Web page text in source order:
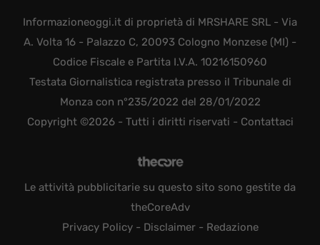
Informazioneoggi.it di proprietà di MRSHARE SRL - Via
A. Volta 16 - Palazzo C, 20093 Cologno Monzese (MI) -
Codice Fiscale e Partita I.V.A. 10216150960
Testata Giornalistica registrata presso il Tribunale di
Monza con n°235/2022 del 28/01/2022
Copyright ©2026 - Tutti i diritti riservati - Contattaci
Le attività pubblicitarie su questo sito sono gestite da
theCoreAdv
Privacy Policy- Disclaimer- Redazione